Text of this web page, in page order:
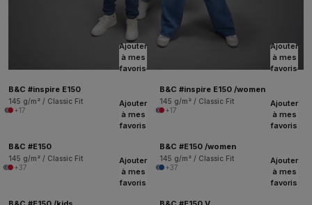
Ajouter
à mes
favoris
B&C #inspire E150
145 g/m² / Classic Fit
+17
Ajouter
à mes
favoris
B&C #inspire E150 /women
145 g/m² / Classic Fit
+17
Ajouter
à mes
favoris
B&C #E150
145 g/m² / Classic Fit
+37
Ajouter
à mes
favoris
B&C #E150 /women
145 g/m² / Classic Fit
+37
Ajouter
à mes
favoris
Ajouter
à mes
favoris